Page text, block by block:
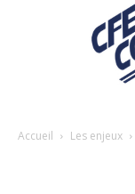
Accueil Les enjeux